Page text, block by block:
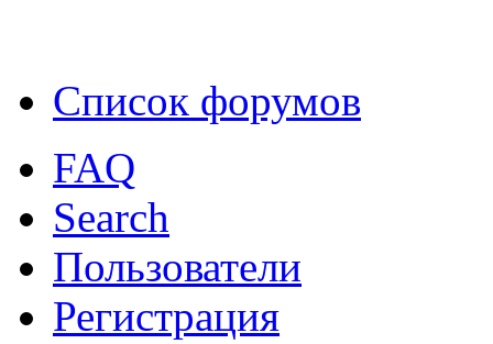
Список форумов
FAQ
Search
Пользователи
Регистрация